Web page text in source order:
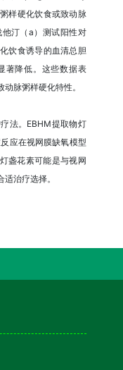
样硬化饮食或致动脉
汀（a）测试阳性对
饮食诱导的血清总胆
著降低。这些数据表
脉粥样硬化特性。
法。EBHM提取物灯
应在视网膜缺氧模型
盏花素可能是与视网
治疗选择。